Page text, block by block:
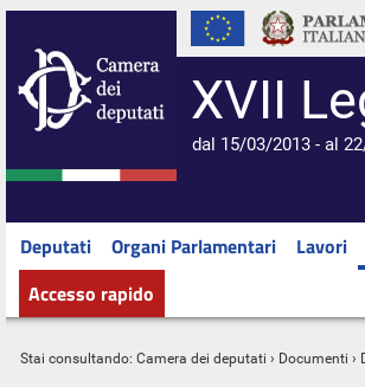
XVII
dal 15/03/2013 - al
Deputati Organi Parlamentari Lavori
Accesso rapido
Stai consultando: Camera dei deputati › Documenti ›